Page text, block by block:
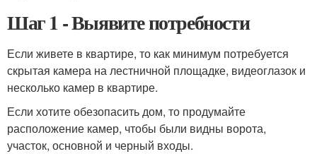
Шаг 1 - Выявите потребности
Если живете в квартире, то как минимум потребуется
скрытая камера на лестничной площадке, видеоглазок и
несколько камер в квартире.
Если хотите обезопасить дом, то продумайте
расположение камер, чтобы были видны ворота,
участок, основной и черный входы.